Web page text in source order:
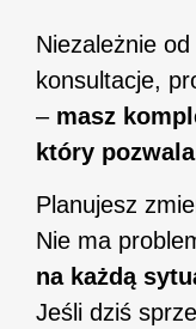
Niezależnie
konsultacje,
– masz
który
Planujesz
Nie ma
na każdą
Jeśli dziś